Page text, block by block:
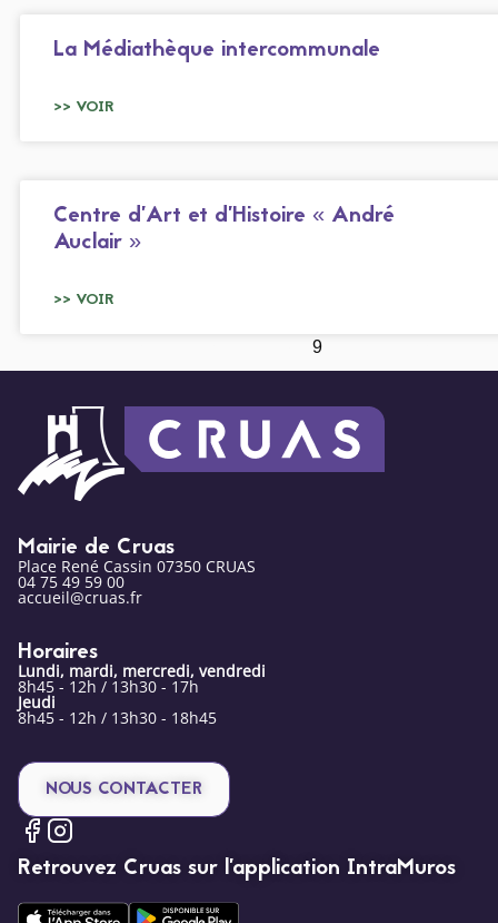
La Médiathèque intercommunale
>> VOIR
Centre d’Art et d’Histoire « André
Auclair »
>> VOIR
9
Mairie de Cruas
Place René Cassin 07350 CRUAS
04 75 49 59 00
accueil@cruas.fr
Horaires
Lundi, mardi, mercredi, vendredi
8h45 - 12h / 13h30 - 17h
Jeudi
8h45 - 12h / 13h30 - 18h45
NOUS CONTACTER
Retrouvez Cruas sur l’application IntraMuros